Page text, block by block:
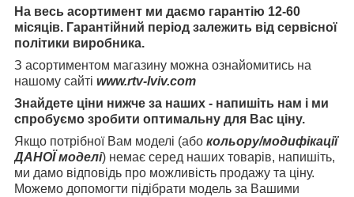
На весь асортимент ми даємо гарантію 12-60
місяців. Гарантійний період залежить від сервісної
політики виробника.
З асортиментом магазину можна ознайомитись на
нашому сайті www.rtv-lviv.com
Знайдете ціни нижче за наших - напишіть нам і ми
спробуємо зробити оптимальну для Вас ціну.
Якщо потрібної Вам моделі (або кольору/модифікації
ДАНОЇ моделі) немає серед наших товарів, напишіть,
ми дамо відповідь про можливість продажу та ціну.
Можемо допомогти підібрати модель за Вашими